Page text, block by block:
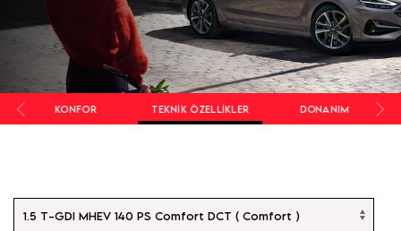
KONFOR TEKNIK ÖZELLIKLER DONANIM